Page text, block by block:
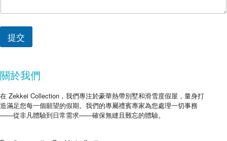
提交
關於我們
在 Zekkei Collection，我們專注於豪華熱帶別墅和滑雪度假屋，量身打
造滿足您每一個願望的假期。我們的專屬禮賓專家為您處理一切事務
——從非凡體驗到日常需求——確保無縫且難忘的體驗。